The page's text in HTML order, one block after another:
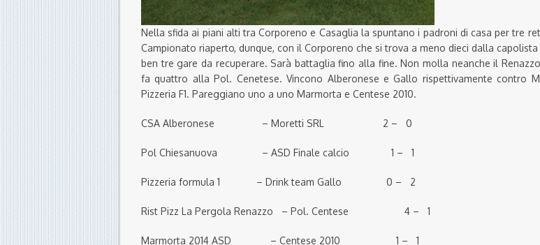
Nella sfida ai piani alti tra Corporeno e Casaglia la spuntano i padroni di casa per tre
Campionato riaperto, dunque, con il Corporeno che si trova a meno dieci dalla capolista
ben tre gare da recuperare. Sarà battaglia fino alla fine. Non molla neanche il
fa quattro alla Pol. Cenetese. Vincono Alberonese e Gallo rispettivamente contro
Pizzeria F1. Pareggiano uno a uno Marmorta e Centese 2010.
CSA Alberonese – Moretti SRL 2 – 0
Pol Chiesanuova – ASD Finale calcio 1 – 1
Pizzeria formula 1 – Drink team Gallo 0 – 2
Rist Pizz La Pergola Renazzo – Pol. Centese 4 – 1
Marmorta 2014 ASD – Centese 2010 1 – 1